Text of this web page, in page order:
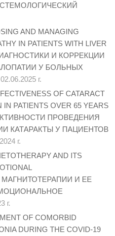
AND MANAGING
IN PATIENTS WITH LIVER
И КОРРЕКЦИИ
У БОЛЬНЫХ
02.06.2025 г.
OF CATARACT
IN PATIENTS OVER 65 YEARS
ПРОВЕДЕНИЯ
КАТАРАКТЫ У ПАЦИЕНТОВ
г.
AND ITS
МАГНИТОТЕРАПИИ И ЕЕ
г.
OF COMORBID
DURING THE COVID-19